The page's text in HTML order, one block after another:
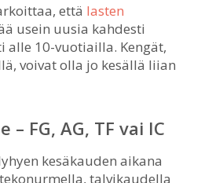
että lasten
usein uusia kahdesti
alle 10-vuotiailla. Kengät,
voivat olla jo kesällä liian
FG, AG, TF vai IC
kesäkauden aikana
talvikaudella